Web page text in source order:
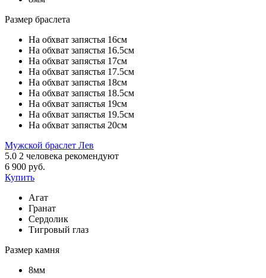
Размер браслета
На обхват запястья 16см
На обхват запястья 16.5см
На обхват запястья 17см
На обхват запястья 17.5см
На обхват запястья 18см
На обхват запястья 18.5см
На обхват запястья 19см
На обхват запястья 19.5см
На обхват запястья 20см
Мужской браслет Лев
5.0 2 человека рекомендуют
6 900 руб.
Купить
Агат
Гранат
Сердолик
Тигровый глаз
Размер камня
8мм